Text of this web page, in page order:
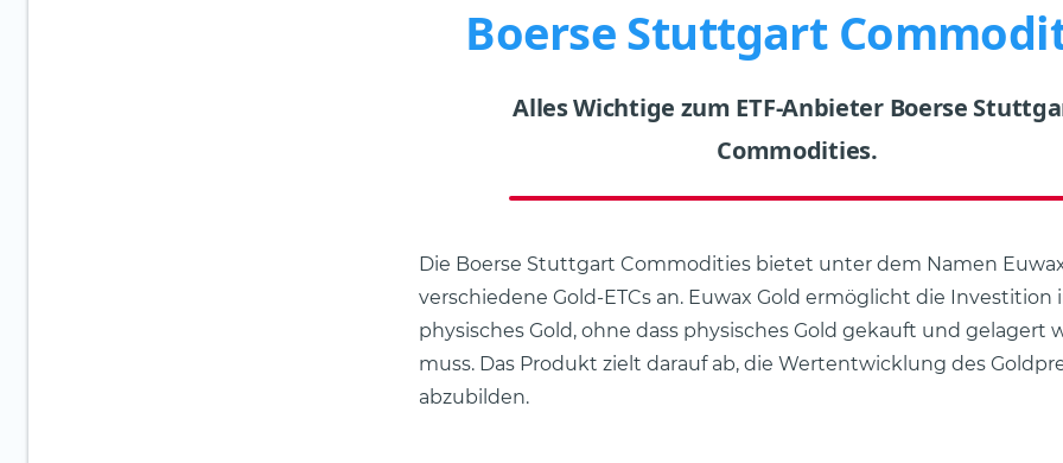
Boerse Stuttgart
Alles Wichtige zum ETF-Anbieter Boerse
Commodities.
Die Boerse Stuttgart Commodities bietet unter dem Namen
verschiedene Gold-ETCs an. Euwax Gold ermöglicht die Investition
physisches Gold, ohne dass physisches Gold gekauft und gelagert
muss. Das Produkt zielt darauf ab, die Wertentwicklung des
abzubilden.